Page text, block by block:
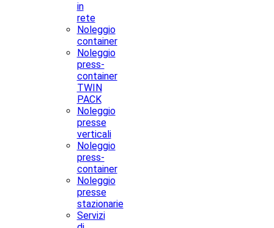
in
rete
Noleggio
container
Noleggio
press-
container
TWIN
PACK
Noleggio
presse
verticali
Noleggio
press-
container
Noleggio
presse
stazionarie
Servizi